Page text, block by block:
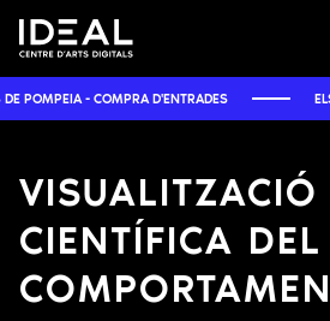
- COMPRA D'ENTRADES ELS
VISUALITZACIÓ
CIENTÍFICA DEL